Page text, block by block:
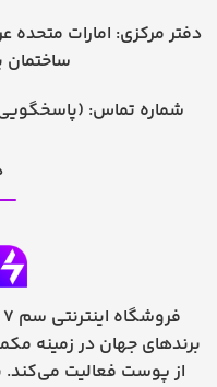
دفتر مرکزی: امارات متحده
ساختمان
شماره تماس: +971504205570 (پاسخگویی در واتس اپ)
برندهای جهان در زمینه
از پوست فعالیت می‌کند.